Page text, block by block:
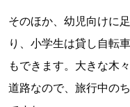
そのほか、幼児向けに
り、小学生は貸し自転
もできます。大きな木
道路なので、旅行中の